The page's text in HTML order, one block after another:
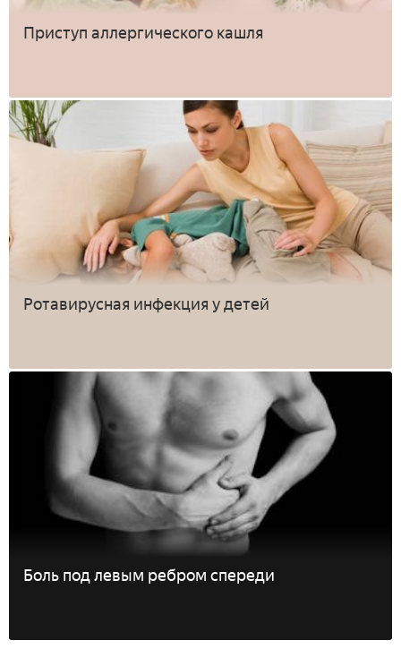
Приступ аллергического кашля
Ротавирусная инфекция у детей
Боль под левым ребром спереди